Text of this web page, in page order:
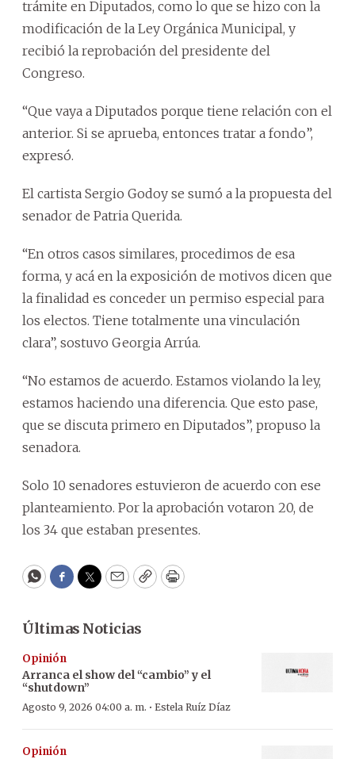
trámite en Diputados, como lo que se hizo con la
modificación de la Ley Orgánica Municipal, y
recibió la reprobación del presidente del
Congreso.
“Que vaya a Diputados porque tiene relación con el
anterior. Si se aprueba, entonces tratar a fondo”,
expresó.
El cartista Sergio Godoy se sumó a la propuesta del
senador de Patria Querida.
“En otros casos similares, procedimos de esa
forma, y acá en la exposición de motivos dicen que
la finalidad es conceder un permiso especial para
los electos. Tiene totalmente una vinculación
clara”, sostuvo Georgia Arrúa.
“No estamos de acuerdo. Estamos violando la ley,
estamos haciendo una diferencia. Que esto pase,
que se discuta primero en Diputados”, propuso la
senadora.
Solo 10 senadores estuvieron de acuerdo con ese
planteamiento. Por la aprobación votaron 20, de
los 34 que estaban presentes.
WhatsApp
Facebook
Twitter
EmailCopyPrint
Últimas Noticias
Opinión
Arranca el show del “cambio” y el
“shutdown”
Agosto 9, 2026 04:00 a. m. · Estela Ruíz Díaz
Opinión